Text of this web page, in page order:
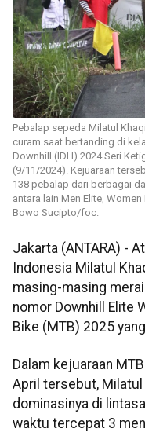
Pebalap sepeda Milatul
curam saat bertanding di
Downhill (IDH) 2024 Seri
(9/11/2024). Kejuaraan
138 pebalap dari berbagai
antara lain Men Elite,
Bowo Sucipto/foc.
Jakarta (ANTARA) -
Indonesia Milatul
masing-masing
nomor Downhill Elite
Bike (MTB) 2025
Dalam kejuaraan
April tersebut,
dominasinya di
waktu tercepat 3